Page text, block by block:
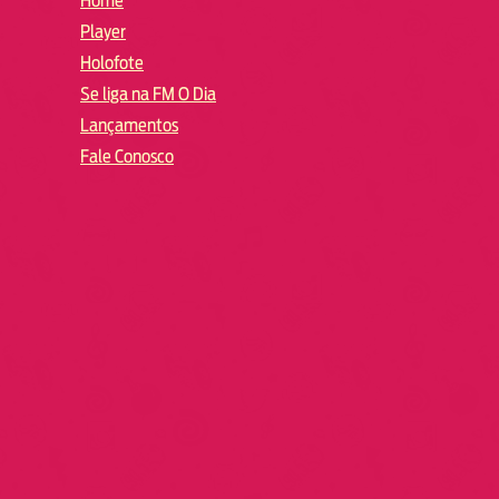
Player
Holofote
Se liga na FM O Dia
Lançamentos
Fale Conosco